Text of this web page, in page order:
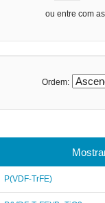
ou entre com
Ordem:
P(VDF-TrFE)